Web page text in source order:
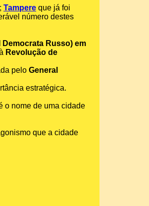
Tampere que já foi
número destes
Russo) em
Revolução de
pelo General
estratégica.
o nome de uma cidade
que a cidade